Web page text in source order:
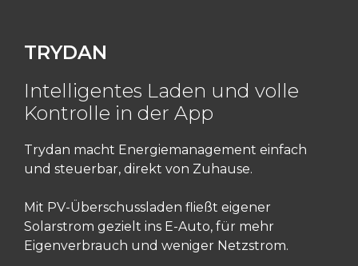
TRYDAN
Intelligentes Laden und volle
Kontrolle in der App
Trydan macht Energiemanagement einfach
und steuerbar, direkt von Zuhause.
Mit PV-Überschussladen fließt eigener
Solarstrom gezielt ins E-Auto, für mehr
Eigenverbrauch und weniger Netzstrom.